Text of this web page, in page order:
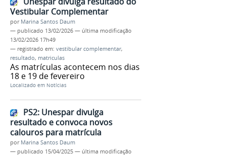
Vestibular Complementar
por Marina Santos Daum
— publicado 13/02/2026 — última modificação
13/02/2026 17h49
— registrado em: vestibular complementar,
resultado, matriculas
As matrículas acontecem nos dias
18 e 19 de fevereiro
Localizado em Notícias
PS2: Unespar divulga
resultado e convoca novos
calouros para matrícula
por Marina Santos Daum
— publicado 15/04/2025 — última modificação